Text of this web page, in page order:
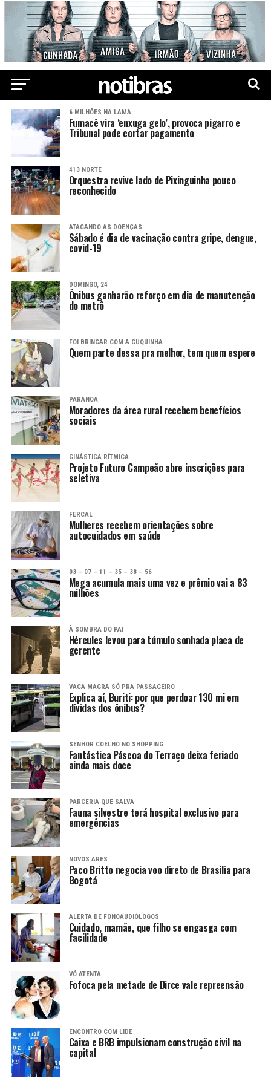
6 MILHÕES NA LAMA
Fumacê vira ‘enxuga gelo’, provoca pigarro e
Tribunal pode cortar pagamento
413 NORTE
Orquestra revive lado de Pixinguinha pouco
reconhecido
ATACANDO AS DOENÇAS
Sábado é dia de vacinação contra gripe, dengue,
covid-19
DOMINGO, 24
Ônibus ganharão reforço em dia de manutenção
do metrô
FOI BRINCAR COM A CUQUINHA
Quem parte dessa pra melhor, tem quem espere
PARANOÁ
Moradores da área rural recebem benefícios
sociais
GINÁSTICA RÍTMICA
Projeto Futuro Campeão abre inscrições para
seletiva
FERCAL
Mulheres recebem orientações sobre
autocuidados em saúde
03 – 07 – 11 – 35 – 38 – 56
Mega acumula mais uma vez e prêmio vai a 83
milhões
À SOMBRA DO PAI
Hércules levou para túmulo sonhada placa de
gerente
VACA MAGRA SÓ PRA PASSAGEIRO
Explica aí, Buriti: por que perdoar 130 mi em
dívidas dos ônibus?
SENHOR COELHO NO SHOPPING
Fantástica Páscoa do Terraço deixa feriado
ainda mais doce
PARCERIA QUE SALVA
Fauna silvestre terá hospital exclusivo para
emergências
NOVOS ARES
Paco Britto negocia voo direto de Brasília para
Bogotá
ALERTA DE FONOAUDIÓLOGOS
Cuidado, mamãe, que filho se engasga com
facilidade
VÓ ATENTA
Fofoca pela metade de Dirce vale repreensão
ENCONTRO COM LIDE
Caixa e BRB impulsionam construção civil na
capital